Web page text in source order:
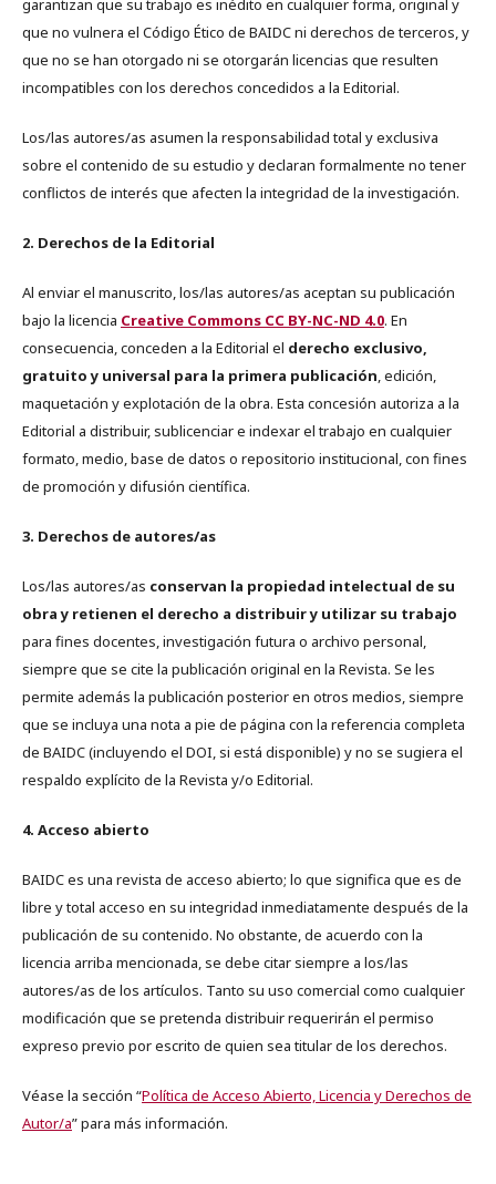
garantizan que su trabajo es inédito en cualquier forma, original y
que no vulnera el Código Ético de BAIDC ni derechos de terceros, y
que no se han otorgado ni se otorgarán licencias que resulten
incompatibles con los derechos concedidos a la Editorial.
Los/las autores/as asumen la responsabilidad total y exclusiva
sobre el contenido de su estudio y declaran formalmente no tener
conflictos de interés que afecten la integridad de la investigación.
2. Derechos de la Editorial
Al enviar el manuscrito, los/las autores/as aceptan su publicación
bajo la licencia Creative Commons CC BY-NC-ND 4.0. En
consecuencia, conceden a la Editorial el derecho exclusivo,
gratuito y universal para la primera publicación, edición,
maquetación y explotación de la obra. Esta concesión autoriza a la
Editorial a distribuir, sublicenciar e indexar el trabajo en cualquier
formato, medio, base de datos o repositorio institucional, con fines
de promoción y difusión científica.
3. Derechos de autores/as
Los/las autores/as conservan la propiedad intelectual de su
obra y retienen el derecho a distribuir y utilizar su trabajo
para fines docentes, investigación futura o archivo personal,
siempre que se cite la publicación original en la Revista. Se les
permite además la publicación posterior en otros medios, siempre
que se incluya una nota a pie de página con la referencia completa
de BAIDC (incluyendo el DOI, si está disponible) y no se sugiera el
respaldo explícito de la Revista y/o Editorial.
4. Acceso abierto
BAIDC es una revista de acceso abierto; lo que significa que es de
libre y total acceso en su integridad inmediatamente después de la
publicación de su contenido. No obstante, de acuerdo con la
licencia arriba mencionada, se debe citar siempre a los/las
autores/as de los artículos. Tanto su uso comercial como cualquier
modificación que se pretenda distribuir requerirán el permiso
expreso previo por escrito de quien sea titular de los derechos.
Véase la sección “Política de Acceso Abierto, Licencia y Derechos de
Autor/a” para más información.